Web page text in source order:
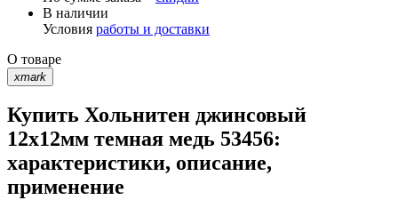
В наличии
Условия работы и доставки
О товаре
xmark
Купить Хольнитен джинсовый
12х12мм темная медь 53456:
характеристики, описание,
применение